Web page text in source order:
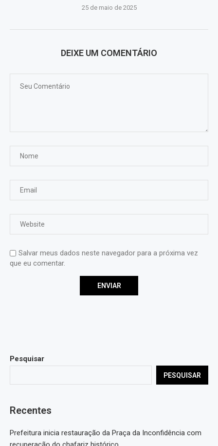
25 de maio de 2025
DEIXE UM COMENTÁRIO
Salvar meus dados neste navegador para a próxima vez
que eu comentar.
Pesquisar
PESQUISAR
Recentes
Prefeitura inicia restauração da Praça da Inconfidência com